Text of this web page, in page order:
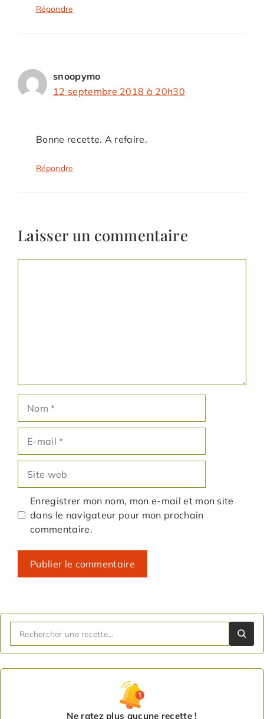
Répondre
snoopymo
12 septembre 2018 à 20h30
Bonne recette. A refaire.
Répondre
Laisser un commentaire
mail
web
Enregistrer mon nom, mon e-mail et mon site
dans le navigateur pour mon prochain
commentaire.
Ne ratez plus aucune recette !